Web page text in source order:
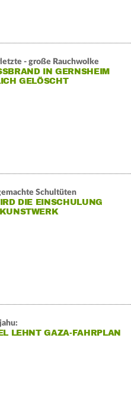
- große Rauchwolke
IN GERNSHEIM E
GELÖSCHT
Schultüten
DIE EINSCHULUNG
LEHNT GAZA-FAHRPLAN